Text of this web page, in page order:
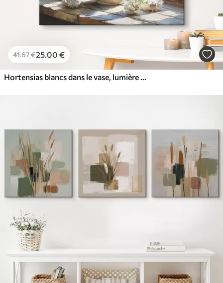
41.67€25.00 €
Hortensias blancs dans le vase, lumière du soleil dans la fenêtre, peinture à l'huile